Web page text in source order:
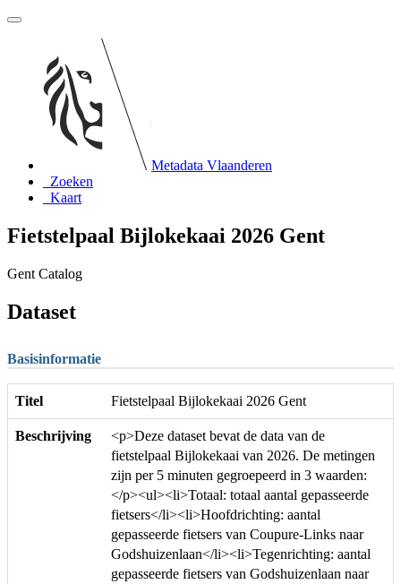
Metadata Vlaanderen
Zoeken
Kaart
Fietstelpaal Bijlokekaai 2026 Gent
Gent Catalog
Dataset
Basisinformatie
Titel Fietstelpaal Bijlokekaai 2026 Gent
Beschrijving
<p>Deze dataset bevat de data van de
fietstelpaal Bijlokekaai van 2026. De metingen
zijn per 5 minuten gegroepeerd in 3 waarden:
</p><ul><li>Totaal: totaal aantal gepasseerde
fietsers</li><li>Hoofdrichting: aantal
gepasseerde fietsers van Coupure-Links naar
Godshuizenlaan</li><li>Tegenrichting: aantal
gepasseerde fietsers van Godshuizenlaan naar